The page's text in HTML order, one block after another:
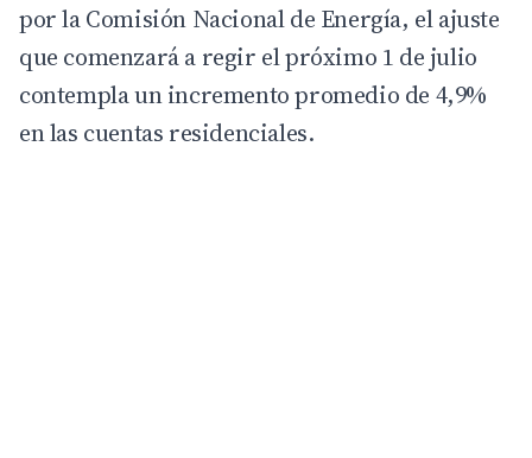
por laComisión Nacional de Energía, el ajuste
que comenzará a regir el próximo 1 de julio
contempla un incremento promedio de 4,9%
en las cuentas residenciales.